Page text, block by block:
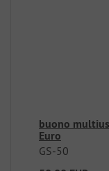
buono
Euro
GS-50